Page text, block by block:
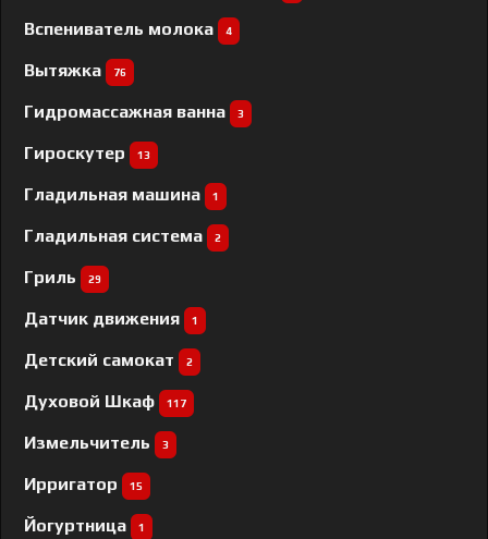
Вспениватель молока 4
Вытяжка 76
Гидромассажная ванна 3
Гироскутер 13
Гладильная машина 1
Гладильная система 2
Гриль 29
Датчик движения 1
Детский самокат 2
Духовой Шкаф 117
Измельчитель 3
Ирригатор 15
Йогуртница 1